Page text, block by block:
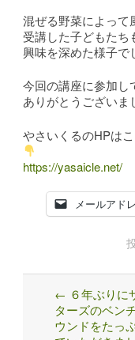
混ぜる野菜によって
受講した子どもたち
興味を深めた様子で
今回の講座に参加し
ありがとうございま
やさいくるのHPは
https://yasaicle.net/
メールアド
Post
navigation
← ６年ぶりに
ターズのベン
ウンドをたっ